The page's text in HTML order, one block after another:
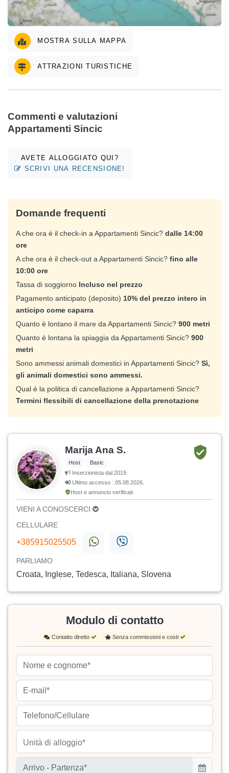
MOSTRA SULLA MAPPA
ATTRAZIONI TURISTICHE
Commenti e valutazioni
Appartamenti Sincic
AVETE ALLOGGIATO QUI?
SCRIVI UNA RECENSIONE!
Domande frequenti
A che ora è il check-in a Appartamenti Sincic? dalle 14:00
ore
A che ora è il check-out a Appartamenti Sincic? fino alle
10:00 ore
Tassa di soggiorno Incluso nel prezzo
Pagamento anticipato (deposito) 10% del prezzo intero in
anticipo come caparra
Quanto è lontano il mare da Appartamenti Sincic? 900 metri
Quanto è lontana la spiaggia da Appartamenti Sincic? 900
metri
Sono ammessi animali domestici in Appartamenti Sincic? Sì,
gli animali domestici sono ammessi.
Qual è la politica di cancellazione a Appartamenti Sincic?
Termini flessibili di cancellazione della prenotazione
Marija Ana S.
Host
Basic
Inserzionista dal 2019.
Ultimo accesso : 05.08.2026.
Host e annuncio verificati
VIENI A CONOSCERCI
CELLULARE
+385915025505
PARLIAMO
Croata, Inglese, Tedesca, Italiana, Slovena
Modulo di contatto
Contatto diretto Senza commissioni e costi
Unità di alloggio*